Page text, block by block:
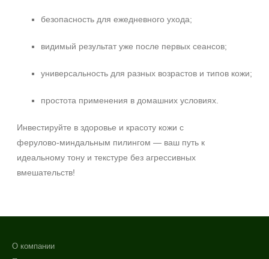
безопасность для ежедневного ухода;
видимый результат уже после первых сеансов;
универсальность для разных возрастов и типов кожи;
простота применения в домашних условиях.
Инвестируйте в здоровье и красоту кожи с
ферулово‑миндальным пилингом — ваш путь к
идеальному тону и текстуре без агрессивных
вмешательств!
О компании